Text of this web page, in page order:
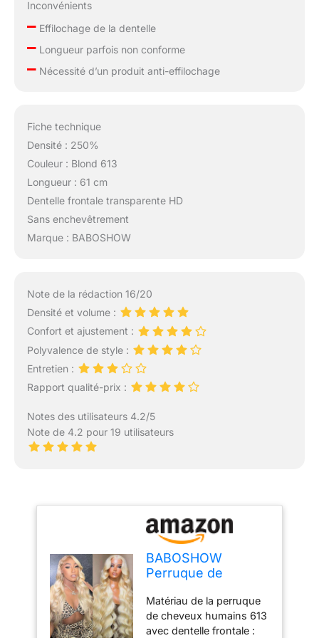
Inconvénients
–Effilochage de la dentelle
–Longueur parfois non conforme
–Nécessité d’un produit anti-effilochage
Fiche technique
Densité : 250%
Couleur : Blond 613
Longueur : 61 cm
Dentelle frontale transparente HD
Sans enchevêtrement
Marque : BABOSHOW
Note de la rédaction 16/20
Densité et volume :
Confort et ajustement :
Polyvalence de style :
Entretien :
Rapport qualité-prix :
Notes des utilisateurs 4.2/5
Note de 4.2 pour 19 utilisateurs
BABOSHOW
Perruque de
ondulés avec
dentelle frontale de
250 % de densité -
Matériau de la perruque
de cheveux humains 613
avec dentelle frontale :